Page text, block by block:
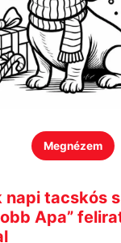
Megnézem
napi tacskós
Apa”